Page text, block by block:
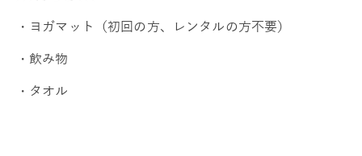
・ヨガマット（初回の方、レンタルの方不要）
・飲み物
・タオル